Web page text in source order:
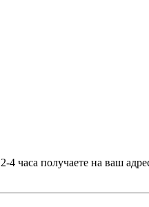
часа получаете на ваш